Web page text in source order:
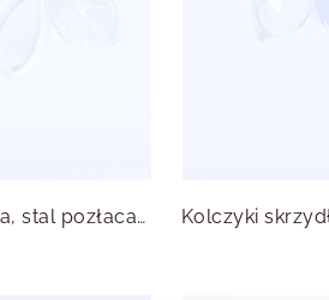
Kolczyki skrzydła motyla, stal pozłacana S215600Z00